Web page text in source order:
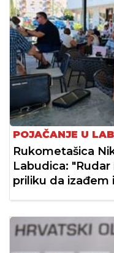
POJAČANJE U
Rukometašica
Labudica:
priliku da izađem